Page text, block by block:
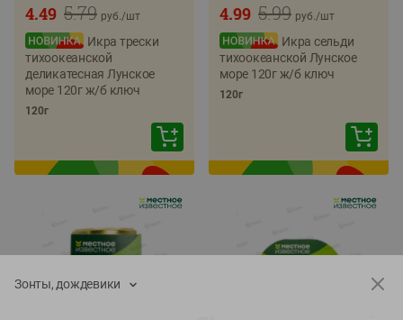
5.79
4.49 руб./шт
Икра трески
тихоокеанской
деликатесная Лунское
море 120г ж/б ключ
120г
5.99
4.99 руб./шт
Икра сельди
тихоокеанской Лунское
море 120г ж/б ключ
120г
Зонты, дождевики